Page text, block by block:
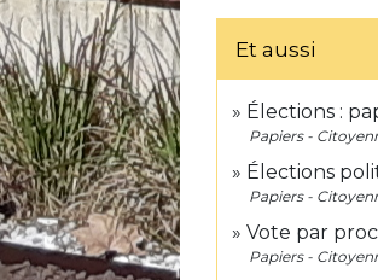
Et aussi
Élections :
Papiers -
Élections
Papiers -
Vote par
Papiers -